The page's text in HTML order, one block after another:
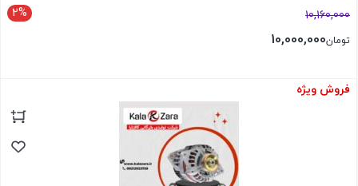
2% 10,160,000
تومان10,000,000
بستن
فروش ویژه